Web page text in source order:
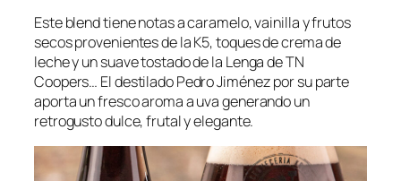
Este blend tiene notas a caramelo, vainilla y frutos
secos provenientes de la K5, toques de crema de
leche y un suave tostado de la Lenga de TN
Coopers… El destilado Pedro Jiménez por su parte
aporta un fresco aroma a uva generando un
retrogusto dulce, frutal y elegante.